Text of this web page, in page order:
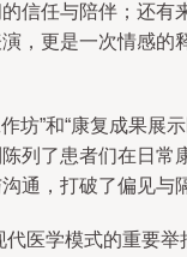
信任与陪伴；还
，更是一次情感
”和“康复成果
列了患者们在日
，打破了偏见与
医学模式的重要